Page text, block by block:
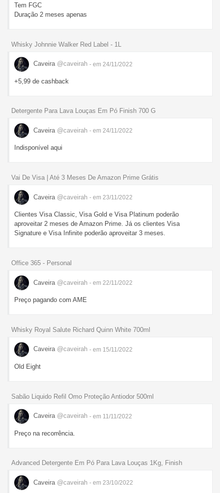
Tem FGC
Duração 2 meses apenas
Whisky Johnnie Walker Red Label - 1L
Caveira @caveirah - em 24/11/2022
+5,99 de cashback
Detergente Para Lava Louças Em Pó Finish 700 G
Caveira @caveirah - em 24/11/2022
Indisponível aqui
Vai De Visa | Até 3 Meses De Amazon Prime Grátis
Caveira @caveirah - em 23/11/2022
Clientes Visa Classic, Visa Gold e Visa Platinum poderão
aproveitar 2 meses de Amazon Prime. Já os clientes Visa
Signature e Visa Infinite poderão aproveitar 3 meses.
Office 365 - Personal
Caveira @caveirah - em 22/11/2022
Preço pagando com AME
Whisky Royal Salute Richard Quinn White 700ml
Caveira @caveirah - em 15/11/2022
Old Eight
Sabão Liquido Refil Omo Proteção Antiodor 500ml
Caveira @caveirah - em 11/11/2022
Preço na recorrência.
Advanced Detergente Em Pó Para Lava Louças 1Kg, Finish
Caveira @caveirah - em 23/10/2022